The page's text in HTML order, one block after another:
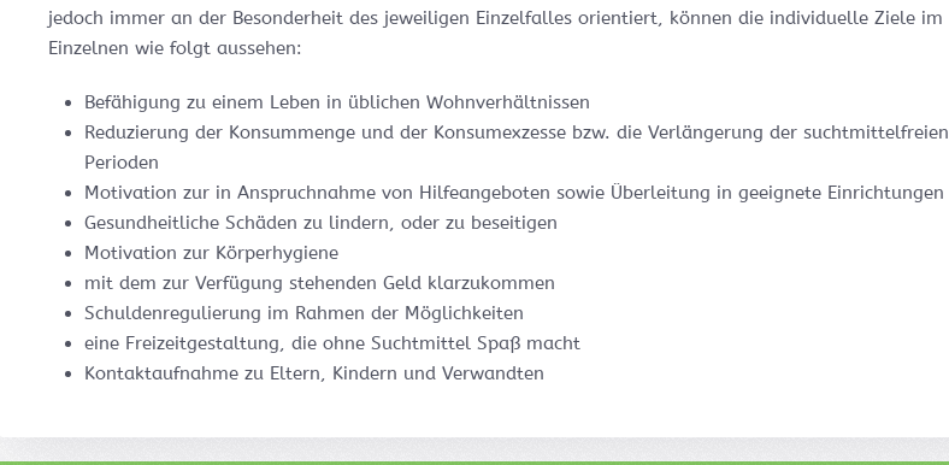
jedoch immer an der Besonderheit des jeweiligen Einzelfalles orientiert, können die individuelle Ziele im
Einzelnen wie folgt aussehen:
Befähigung zu einem Leben in üblichen Wohnverhältnissen
Reduzierung der Konsummenge und der Konsumexzesse bzw. die Verlängerung der suchtmittelfreien
Perioden
Motivation zur in Anspruchnahme von Hilfeangeboten sowie Überleitung in geeignete Einrichtungen
Gesundheitliche Schäden zu lindern, oder zu beseitigen
Motivation zur Körperhygiene
mit dem zur Verfügung stehenden Geld klarzukommen
Schuldenregulierung im Rahmen der Möglichkeiten
eine Freizeitgestaltung, die ohne Suchtmittel Spaß macht
Kontaktaufnahme zu Eltern, Kindern und Verwandten